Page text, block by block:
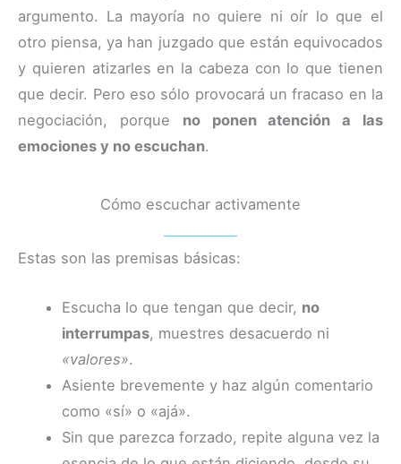
argumento. La mayoría no quiere ni oír lo que el
otro piensa, ya han juzgado que están equivocados
y quieren atizarles en la cabeza con lo que tienen
que decir. Pero eso sólo provocará un fracaso en la
negociación, porque no ponen atención a las
emociones y no escuchan.
Cómo escuchar activamente
Estas son las premisas básicas:
Escucha lo que tengan que decir, no
interrumpas, muestres desacuerdo ni
«valores».
Asiente brevemente y haz algún comentario
como «sí» o «ajá».
Sin que parezca forzado, repite alguna vez la